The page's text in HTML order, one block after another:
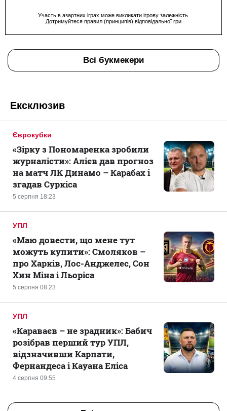
Участь в азартних іграх може викликати ігрову залежність.
Дотримуйтеся правил (принципів) відповідальної гри
Всі букмекери
Ексклюзив
Єврокубки
5 серпня 18:23
«Зірку з Пономаренка зробили
журналісти»: Алієв дав прогноз
на матч ЛК Динамо – Карабах і
згадав Суркіса
УПЛ
5 серпня 08:23
«Маю довести, що мене тут
можуть купити»: Смоляков –
про Харків, Лос-Анджелес, Сон
Хин Міна і Льоріса
УПЛ
4 серпня 09:55
«Караваєв – не зрадник»: Бабич
розібрав перший тур УПЛ,
відзначивши Карпати,
Фернандеса і Кауана Еліса